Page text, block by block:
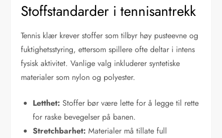
Stoffstandarder i tennisantrekk
Tennis klær krever stoffer som tilbyr høy pusteevne og
fuktighetsstyring, ettersom spillere ofte deltar i intens
fysisk aktivitet. Vanlige valg inkluderer syntetiske
materialer som nylon og polyester.
Letthet: Stoffer bør være lette for å legge til rette
for raske bevegelser på banen.
Stretchbarhet: Materialer må tillate full